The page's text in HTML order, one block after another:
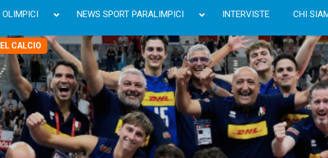
OLIMPICI NEWS SPORT PARALIMPICI INTERVISTE CHI
CALCIO